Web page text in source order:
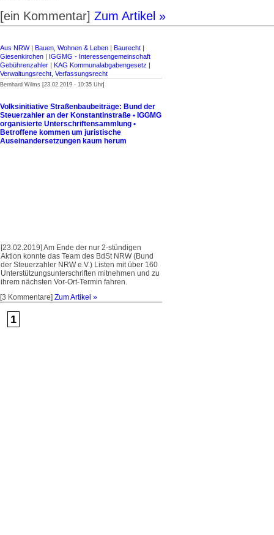
[ein Kommentar] Zum Artikel »
Aus NRW| Bauen, Wohnen & Leben | Baurecht |
Giesenkirchen | IGGMG - Interessengemeinschaft
Gebührenzahler | KAG Kommunalabgabengesetz |
Verwaltungsrecht, Verfassungsrecht
Bernhard Wilms [23.02.2019 - 10:35 Uhr]
Volksinitiative Straßenbaubeiträge: Bund der
Steuerzahler an der Konstantinstraße • IGGMG
organisierte Unterschriftensammlung •
Betroffene kommen um juristische
Auseinandersetzungen kaum herum
[23.02.2019] Am Ende der nur 2-stündigen
Aktion konnte das Team des BdSt NRW (Bund
der Steuerzahler NRW e.V.) Listen mit über 160
Unterstützungs­unterschriften mitnehmen und zu
ihrem nächsten Vor-Ort-Termin fahren.
[3 Kommentare] Zum Artikel »
1